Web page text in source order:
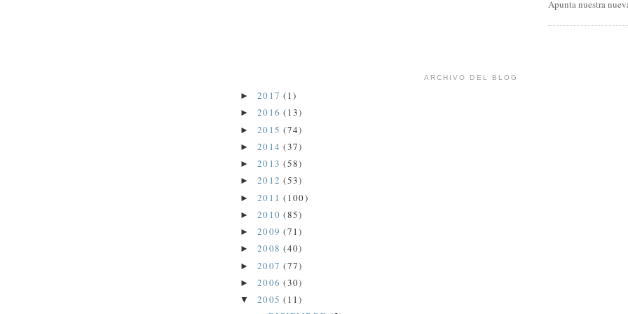
Apunta nuestra
ARCHIVO DEL BLOG
► 2017(1)
► 2016(13)
► 2015(74)
► 2014(37)
► 2013(58)
► 2012(53)
► 2011(100)
► 2010(85)
► 2009(71)
► 2008(40)
► 2007(77)
► 2006(30)
▼ 2005(11)